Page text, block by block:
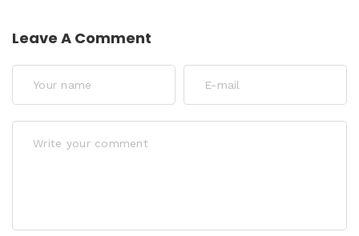
Leave A Comment